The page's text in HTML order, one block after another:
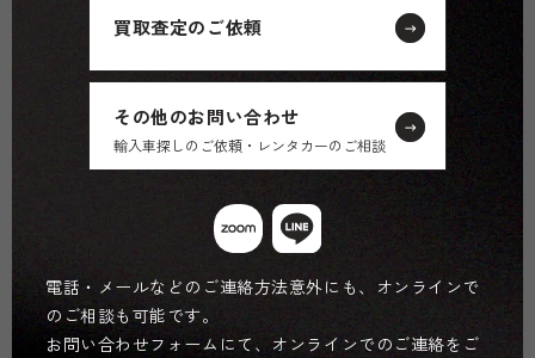
買取査定のご依頼
その他のお問い合わせ
輸入車探しのご依頼・レンタカーのご相談
電話・メールなどのご連絡方法意外にも、オンラインで
のご相談も可能です。
お問い合わせフォームにて、オンラインでのご連絡をご